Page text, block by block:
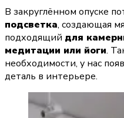
подсветка, создающая
подходящий для
медитации или йоги.
необходимости, у нас
деталь в интерьере.